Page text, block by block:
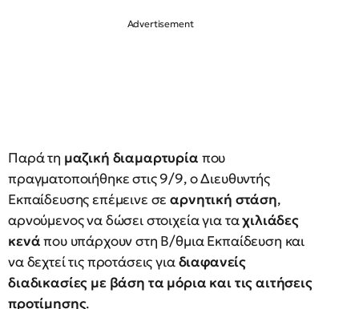
Παρά τη μαζική διαμαρτυρία που
πραγματοποιήθηκε στις 9/9, ο Διευθυντής
Εκπαίδευσης επέμεινε σεαρνητική στάση,
αρνούμενος να δώσει στοιχεία για ταχιλιάδες
κενάπου υπάρχουν στη Β/θμια Εκπαίδευση και
να δεχτεί τις προτάσεις γιαδιαφανείς
διαδικασίες με βάση τα μόρια και τις αιτήσεις
προτίμησης.